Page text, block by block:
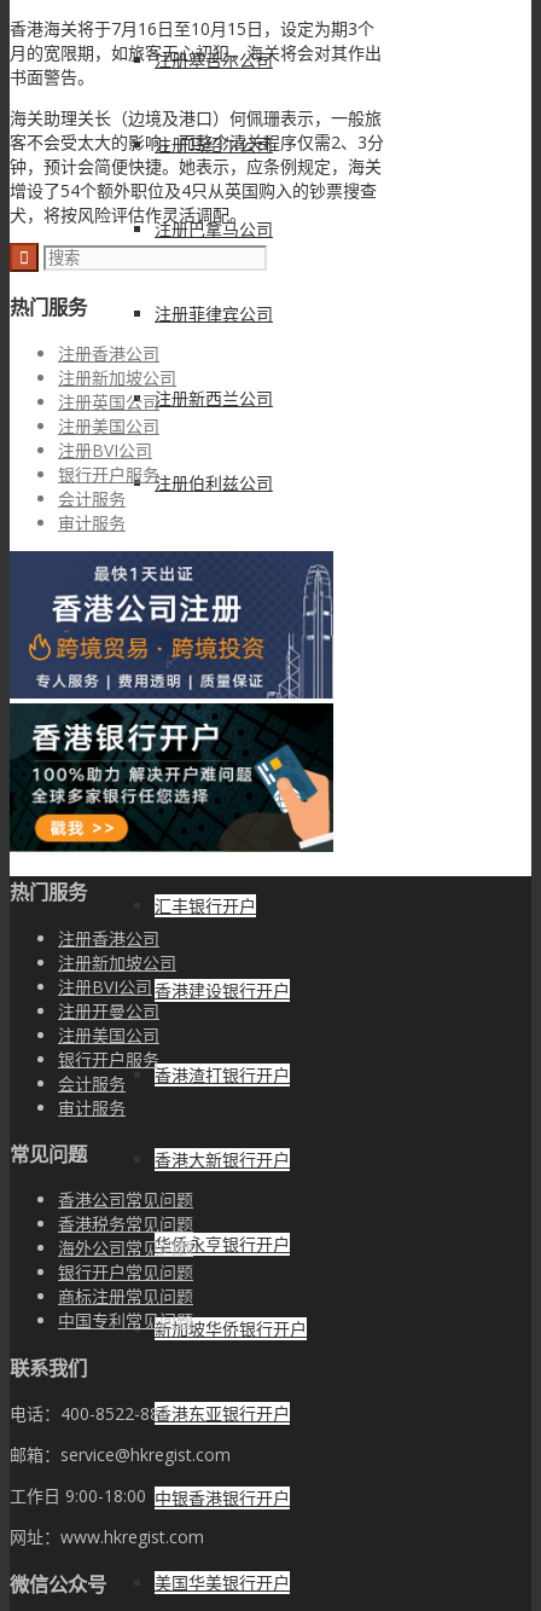
注册塞舌尔公司
注册马绍尔公司
注册巴拿马公司
注册菲律宾公司
注册新西兰公司
注册伯利兹公司
注册安圭拉公司
注册萨摩亚公司
银行开户
银行开户服务
汇丰银行开户
香港建设银行开户
香港渣打银行开户
香港大新银行开户
华侨永亨银行开户
新加坡华侨银行开户
香港东亚银行开户
中银香港银行开户
美国华美银行开户
香港海关将于7月16日至10月15日，设定为期3个
月的宽限期，如旅客无心初犯，海关将会对其作出
书面警告。
海关助理关长（边境及港口）何佩珊表示，一般旅
客不会受太大的影响，而整个清关程序仅需2、3分
钟，预计会简便快捷。她表示，应条例规定，海关
增设了54个额外职位及4只从英国购入的钞票搜查
犬，将按风险评估作灵活调配。
热门服务
注册香港公司
注册新加坡公司
注册英国公司
注册美国公司
注册BVI公司
银行开户服务
会计服务
审计服务
热门服务
注册香港公司
注册新加坡公司
注册BVI公司
注册开曼公司
注册美国公司
银行开户服务
会计服务
审计服务
常见问题
香港公司常见问题
香港税务常见问题
海外公司常见问题
银行开户常见问题
商标注册常见问题
中国专利常见问题
联系我们
电话：400-8522-882
邮箱：service@hkregist.com
工作日 9:00-18:00
网址：www.hkregist.com
微信公众号